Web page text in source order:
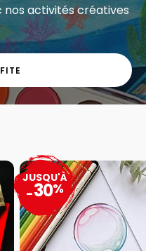
nos activités créatives
JUSQU'À
-30%